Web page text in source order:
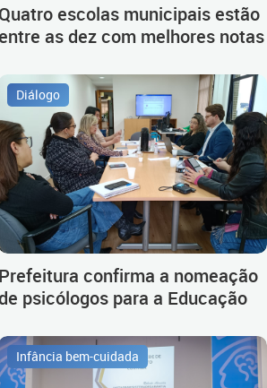
Quatro escolas municipais estão
entre as dez com melhores notas
Diálogo
Prefeitura confirma a nomeação
psicólogos para a Educação
Infância bem-cuidada